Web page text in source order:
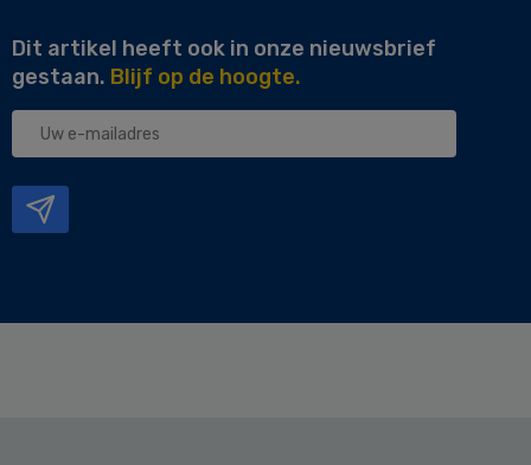
Dit artikel heeft ook in onze nieuwsbrief
gestaan. Blijf op de hoogte.
Uw